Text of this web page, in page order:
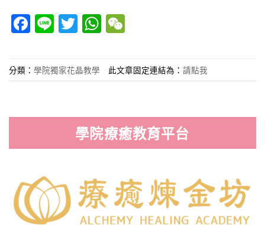
Facebook
LineTwitterWhatsApp
分類： 學院獨家花晶教學 此文章固定連結為： 請點我
學院療癒教育平台